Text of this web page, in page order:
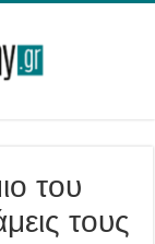
του
τους